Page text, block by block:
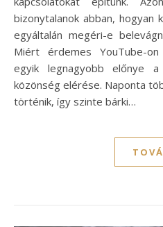
bizonytalanok abban, hogyan
egyáltalán megéri-e
Miért érdemes YouTube-
egyik legnagyobb előnye a
közönség elérése. Naponta
történik, így szinte bárki…